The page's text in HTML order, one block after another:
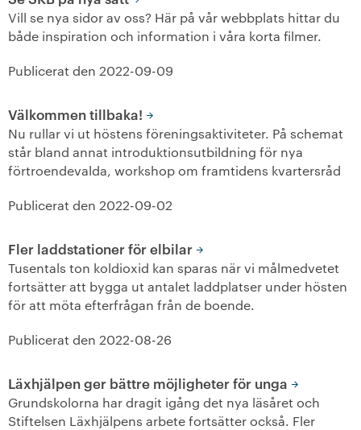
Vill se nya sidor av oss? Här på vår webbplats hittar du
både inspiration och information i våra korta filmer.
Publicerat den 2022-09-09
Välkommen tillbaka!
Nu rullar vi ut höstens föreningsaktiviteter. På schemat
står bland annat introduktionsutbildning för nya
förtroendevalda, workshop om framtidens kvartersråd
Publicerat den 2022-09-02
Fler laddstationer för elbilar
Tusentals ton koldioxid kan sparas när vi målmedvetet
fortsätter att bygga ut antalet laddplatser under hösten
för att möta efterfrågan från de boende.
Publicerat den 2022-08-26
Läxhjälpen ger bättre möjligheter för unga
Grundskolorna har dragit igång det nya läsåret och
Stiftelsen Läxhjälpens arbete fortsätter också. Fler